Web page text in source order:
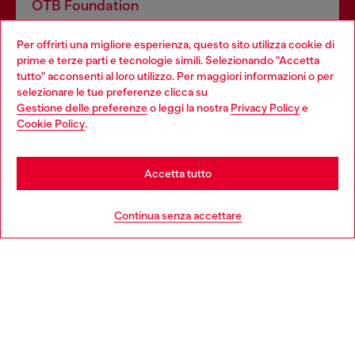
Per offrirti una migliore esperienza, questo sito utilizza cookie di
prime e terze parti e tecnologie simili. Selezionando "Accetta
tutto" acconsenti al loro utilizzo. Per maggiori informazioni o per
selezionare le tue preferenze clicca su
Gestione delle preferenzeo leggi la nostra Privacy Policye
Cookie Policy.
Continua senza accettare
Accetta tutto
OTB Foundation
profit del gruppo OTB che sostiene progetti concreti per
giovani, donne, inclusione ed emergenze in tutto il mondo.
Choose your location
You are currently browsing Italia website, but it seems you may
be based in United States